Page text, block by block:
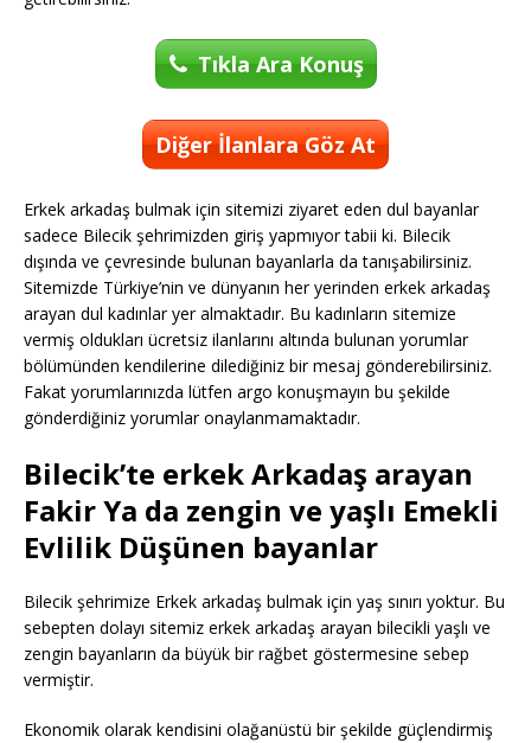
Tıkla Ara Konuş
Diğer İlanlara Göz At
Erkek arkadaş bulmak için sitemizi ziyaret eden dul bayanlar
sadece Bilecik şehrimizden giriş yapmıyor tabii ki. Bilecik
dışında ve çevresinde bulunan bayanlarla da tanışabilirsiniz.
Sitemizde Türkiye’nin ve dünyanın her yerinden erkek arkadaş
arayan dul kadınlar yer almaktadır. Bu kadınların sitemize
vermiş oldukları ücretsiz ilanlarını altında bulunan yorumlar
bölümünden kendilerine dilediğiniz bir mesaj gönderebilirsiniz.
Fakat yorumlarınızda lütfen argo konuşmayın bu şekilde
gönderdiğiniz yorumlar onaylanmamaktadır.
Bilecik’te erkek Arkadaş arayan
Fakir Ya da zengin ve yaşlı Emekli
Evlilik Düşünen bayanlar
Bilecik şehrimize Erkek arkadaş bulmak için yaş sınırı yoktur. Bu
sebepten dolayı sitemiz erkek arkadaş arayan bilecikli yaşlı ve
zengin bayanların da büyük bir rağbet göstermesine sebep
vermiştir.
Ekonomik olarak kendisini olağanüstü bir şekilde güçlendirmiş